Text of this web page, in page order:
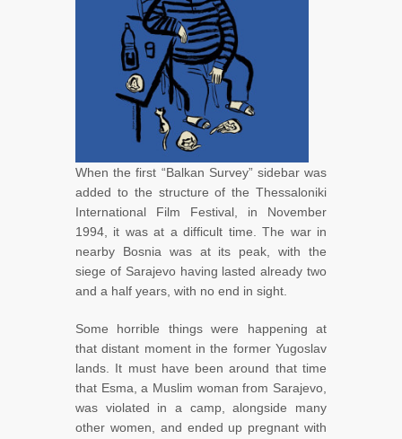
When the first “Balkan Survey” sidebar was
added to the structure of the Thessaloniki
International Film Festival, in November
1994, it was at a difficult time. The war in
nearby Bosnia was at its peak, with the
siege of Sarajevo having lasted already two
and a half years, with no end in sight.
Some horrible things were happening at
that distant moment in the former Yugoslav
lands. It must have been around that time
that Esma, a Muslim woman from Sarajevo,
was violated in a camp, alongside many
other women, and ended up pregnant with